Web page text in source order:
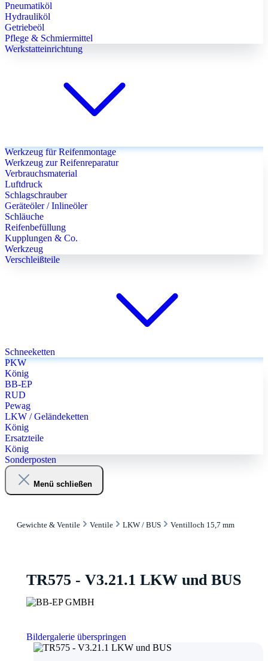
Pneumatiköl
Hydrauliköl
Getriebeöl
Pflege & Schmiermittel
Werkstatteinrichtung
Werkzeug für Reifenmontage
Werkzeug zur Reifenreparatur
Verbrauchsmaterial
Luftdruck
Schlagschrauber
Geräteöler / Inlineöler
Schläuche
Reifenbefüllung
Kupplungen & Co.
Werkzeug
Verschleißteile
Schneeketten
PKW
König
BB-EP
RUD
Pewag
LKW / Geländeketten
König
Ersatzteile
König
Sonderposten
Menü schließen
Gewichte & Ventile Ventile LKW / BUS Ventilloch 15,7 mm
TR575 - V3.21.1 LKW und BUS
Bildergalerie überspringen